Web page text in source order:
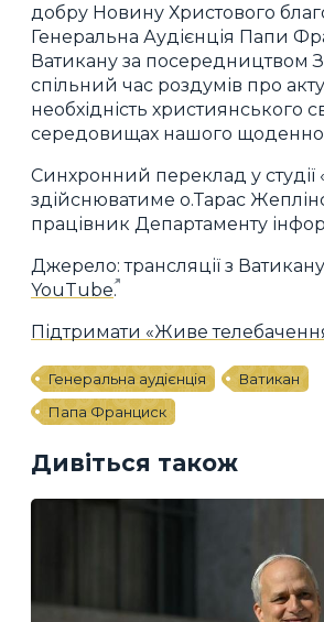
добру Новину Христового
Генеральна Аудієнція Папи
Ватикану за посередництвом
спільний час роздумів про
необхідність християнського
середовищах нашого
Синхронний переклад у
здійснюватиме о.Тарас
працівник Департаменту
Джерело: трансляції з
YouTube.
Підтримати «Живе
Генеральна аудієнція
Ватикан
Папа Франциск
Дивіться також